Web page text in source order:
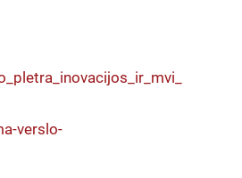
verslo-